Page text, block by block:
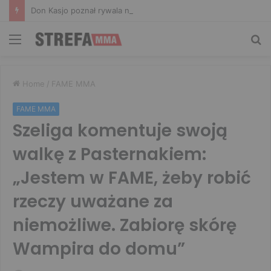
Menu
Home / FAME MMA
FAME MMA
Szeliga komentuje swoją
walkę z Pasternakiem:
„Jestem w FAME, żeby robić
rzeczy uważane za
niemożliwe. Zabiorę skórę
Wampira do domu”